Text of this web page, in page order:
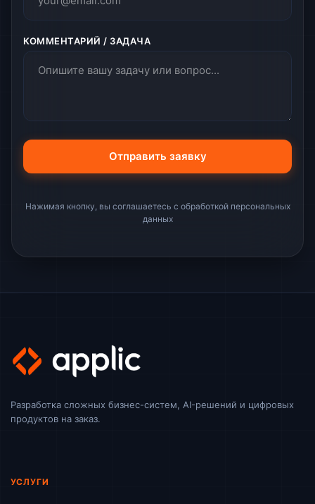
КОММЕНТАРИЙ / ЗАДАЧА
Нажимая кнопку, вы соглашаетесь с обработкой персональных
данных
Разработка сложных бизнес-систем, AI-решений и цифровых
продуктов на заказ.
УСЛУГИ